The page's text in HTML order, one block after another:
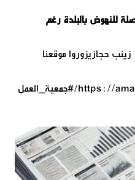
للنهوض بالبلدة رغم
حجازيزوروا موقعنا
https://amalbaladi.org.lb/details/2909/#جمعية_العمل